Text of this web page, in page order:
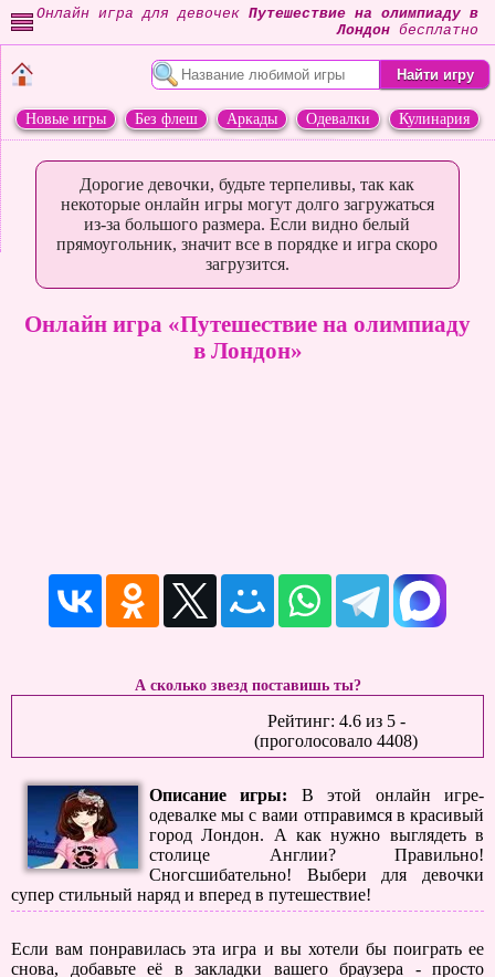
Онлайн игра для девочек Путешествие на олимпиаду в
Лондон бесплатно
Новые игры Без флеш Аркады Одевалки
Кулинария
Дорогие девочки, будьте терпеливы, так как
некоторые онлайн игры могут долго загружаться
из-за большого размера. Если видно белый
прямоугольник, значит все в порядке и игра скоро
загрузится.
Онлайн игра «Путешествие на олимпиаду
в Лондон»
А сколько звезд поставишь ты?
Рейтинг: 4.6из 5-
(проголосовало 4408)
Описание игры:
В этой онлайн игре-
одевалке мы с вами отправимся в красивый
город Лондон. А как нужно выглядеть в
столице Англии? Правильно!
Сногсшибательно! Выбери для девочки
супер стильный наряд и вперед в путешествие!
Если вам понравилась эта игра и вы хотели бы поиграть ее
снова, добавьте её в закладки вашего браузера - просто